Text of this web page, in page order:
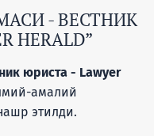
- ВЕСТНИК
HERALD”
юриста - Lawyer
амалий
этилди.